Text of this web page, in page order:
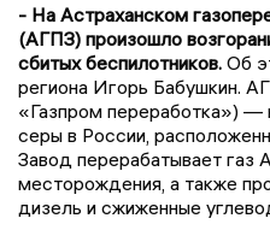
- На Астраханском
(АГПЗ) произошло
сбитых беспилотников. Об
региона Игорь Бабушкин.
«Газпром переработка») —
серы в России,
Завод перерабатывает газ
месторождения, а также
дизель и сжиженные